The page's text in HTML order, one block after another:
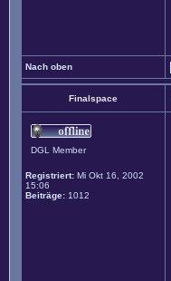
Nach oben
Finalspace
DGL Member
Registriert: Mi Okt 16, 2002
15:06
Beiträge: 1012